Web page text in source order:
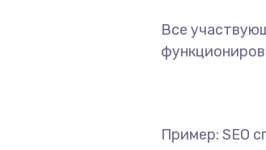
Все
Пример: SEO